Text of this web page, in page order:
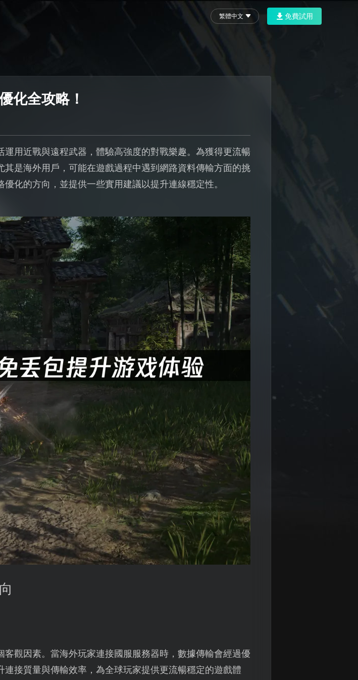
繁體中文 免費試用
化全攻略！
用近戰與遠程武器，體驗高強度的對戰樂趣。為獲得更流暢
是海外用戶，可能在遊戲過程中遇到網路資料傳輸方面的挑
化的方向，並提供一些實用建議以提升連線穩定性。
觀因素。當海外玩家連接國服服務器時，數據傳輸會經過優
接質量與傳輸效率，為全球玩家提供更流暢穩定的遊戲體